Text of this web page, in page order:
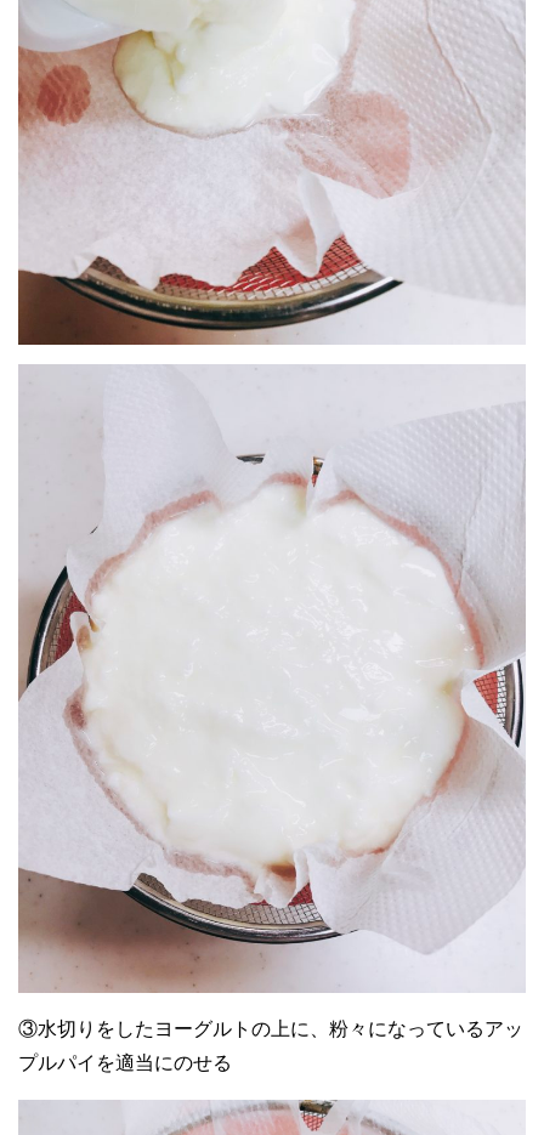
③水切りをしたヨーグルトの上に、粉々になっているアッ
プルパイを適当にのせる